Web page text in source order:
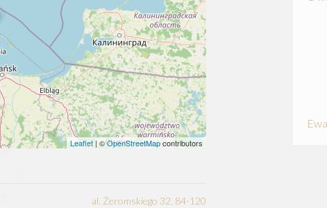
Leaflet | ©OpenStreetMapcontributors
al. Żeromskiego 32, 84-120